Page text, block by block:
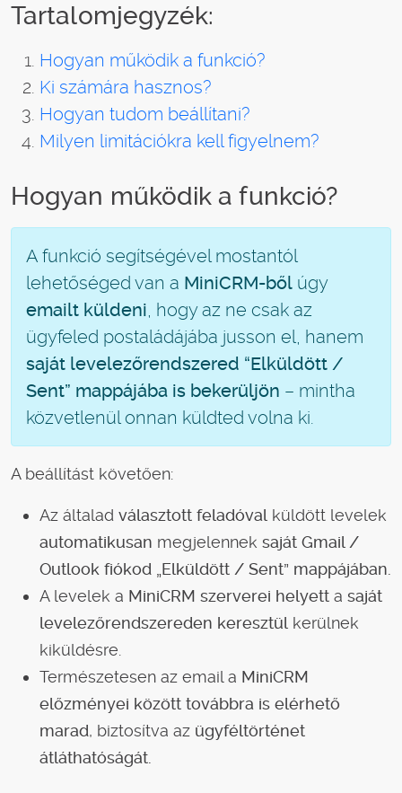
Tartalomjegyzék:
Hogyan működik a funkció?
Ki számára hasznos?
Hogyan tudom beállítani?
Milyen limitációkra kell figyelnem?
Hogyan működik a funkció?
A funkció segítségével mostantól
lehetőséged van a MiniCRM-ből úgy
emailt küldeni, hogy az ne csak az
ügyfeled postaládájába jusson el, hanem
saját levelezőrendszered “Elküldött /
Sent” mappájába is bekerüljön – mintha
közvetlenül onnan küldted volna ki.
A beállítást követően:
Az általad választott feladóval küldött levelek
automatikusan megjelennek saját Gmail /
Outlook fiókod „Elküldött / Sent” mappájában.
A levelek a MiniCRM szerverei helyett a saját
levelezőrendszereden keresztül kerülnek
kiküldésre.
Természetesen az email a MiniCRM
előzményei között továbbra is elérhető
marad, biztosítva az ügyféltörténet
átláthatóságát.